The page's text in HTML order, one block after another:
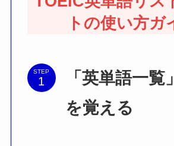
トの使い方ガ
STEP
「英単語一覧
を覚える